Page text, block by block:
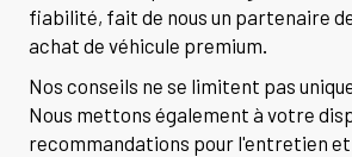
fiabilité, fait de nous un partenaire
achat de véhicule premium.
Nos conseils ne se limitent pas
Nous mettons également à votre
recommandations pour l'entretien